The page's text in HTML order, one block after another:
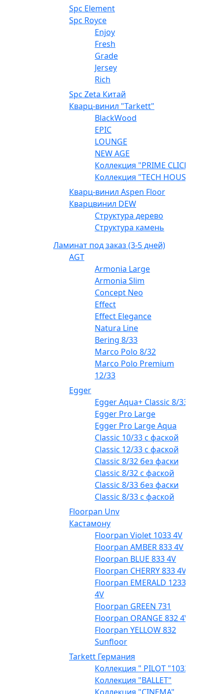
Spc Element
Spc Royce
Enjoy
Fresh
Grade
Jersey
Rich
Spc Zeta Китай
Кварц-винил "Tarkett"
BlackWood
EPIC
LOUNGE
NEW AGE
Коллекция "PRIME CLICK"
Коллекция "TECH HOUSE"
Кварц-винил Aspen Floor
Кварцвинил DEW
Структура дерево
Структура камень
Ламинат под заказ (3-5 дней)
AGT
Armonia Large
Armonia Slim
Concept Neo
Effect
Effect Elegance
Natura Line
Bering 8/33
Marco Polo 8/32
Marco Polo Premium
12/33
Egger
Egger Aqua+ Classic 8/33
Egger Pro Large
Egger Pro Large Aqua
Classic 10/33 с фаской
Classic 12/33 с фаской
Classic 8/32 без фаски
Classic 8/32 с фаской
Classic 8/33 без фаски
Classic 8/33 с фаской
Floorpan Unv
Кастамону
Floorpan Violet 1033 4V
Floorpan AMBER 833 4V
Floorpan BLUE 833 4V
Floorpan CHERRY 833 4V
Floorpan EMERALD 1233
4V
Floorpan GREEN 731
Floorpan ORANGE 832 4V
Floorpan YELLOW 832
Sunfloor
Tarkett Германия
Коллекция " PILOT "1033
Коллекция "BALLET"